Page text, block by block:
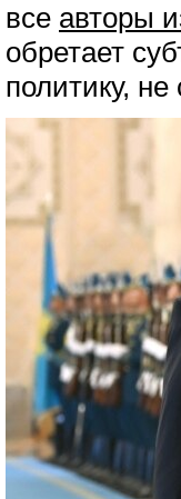
все авторы
обретает
политику,